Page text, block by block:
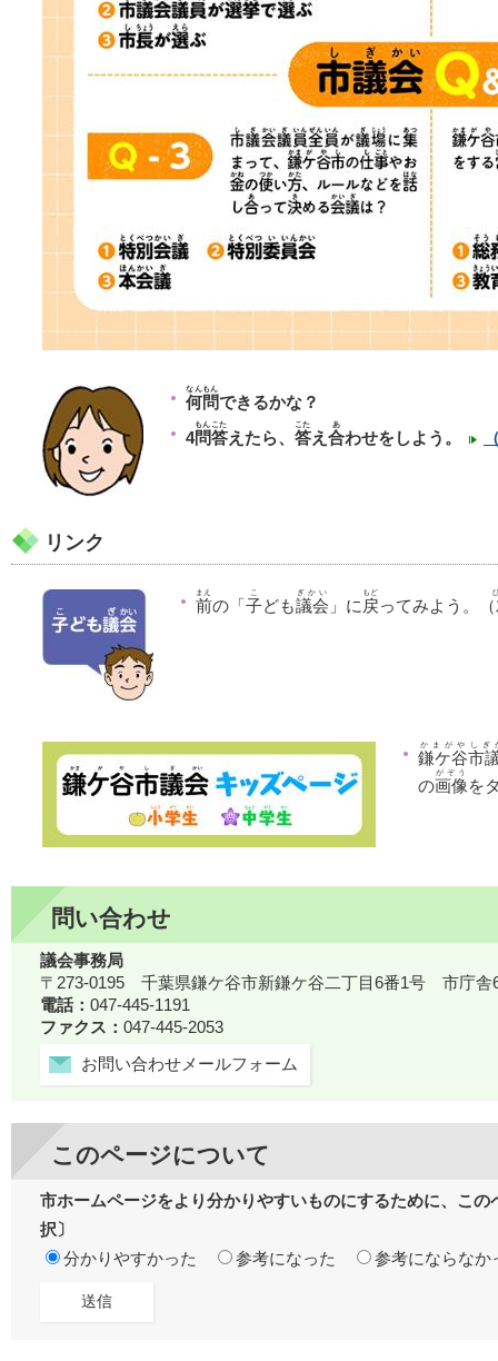
何問
なんもん
できるかな？
4問
もん
答
こた
えたら、 答
こた
え 合
あ
わせをしよう。
リンク
前
まえ
の「 子
こ
ども議会
ぎかい
」に 戻
もど
ってみよう。（
鎌ケ谷
かまがや
市
しぎ
の画像
がぞう
を
問い合わせ
議会事務局
〒273-0195 千葉県鎌ケ谷市新鎌ケ谷二丁目6番1号 市庁舎
電話： 047-445-1191
ファクス： 047-445-2053
お問い合わせメールフォーム
このページについて
市ホームページをより分かりやすいものにするために、こ
択〕
分かりやすかった
参考になった 参考にならなか